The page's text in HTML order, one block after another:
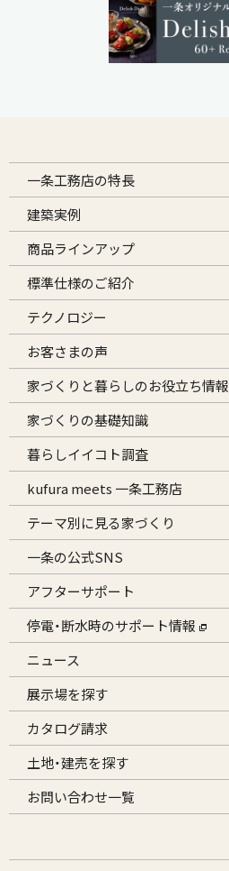
一条工務店の特長
建築実例
商品ラインアップ
標準仕様のご紹介
テクノロジー
お客さまの声
家づくりと暮らしのお役立ち情報
家づくりの基礎知識
暮らしイイコト調査
kufura meets 一条工務店
テーマ別に見る家づくり
一条の公式SNS
アフターサポート
停電・断水時のサポート情報
ニュース
展示場を探す
カタログ請求
土地・建売を探す
お問い合わせ一覧